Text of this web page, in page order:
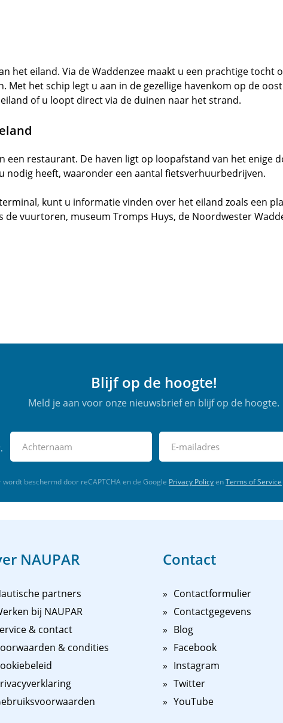
het eiland. Via de Waddenzee maakt u een prachtige tocht
Met het schip legt u aan in de gezellige havenkom op de
of u loopt direct via de duinen naar het strand.
een restaurant. De haven ligt op loopafstand van het enige
nodig heeft, waaronder een aantal fietsverhuurbedrijven.
kunt u informatie vinden over het eiland zoals een
de vuurtoren, museum Tromps Huys, de Noordwester
Blijf op de hoogte!
Meld je aan voor onze nieuwsbrief en blijf op de hoogte.
beschermd door reCAPTCHA en de Google Privacy PolicyenTerms of Service
NAUPAR
partners
bij NAUPAR
& contact
& condities
Contact
Contactformulier
Contactgegevens
Blog
Facebook
Instagram
Twitter
YouTube